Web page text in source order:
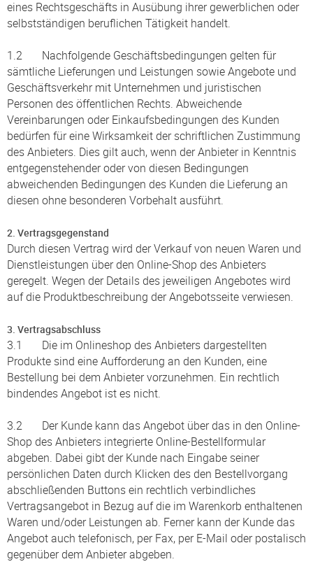
eines Rechtsgeschäfts in Ausübung ihrer gewerblichen oder
selbstständigen beruflichen Tätigkeit handelt.
1.2 Nachfolgende Geschäftsbedingungen gelten für
sämtliche Lieferungen und Leistungen sowie Angebote und
Geschäftsverkehr mit Unternehmen und juristischen
Personen des öffentlichen Rechts. Abweichende
Vereinbarungen oder Einkaufsbedingungen des Kunden
bedürfen für eine Wirksamkeit der schriftlichen Zustimmung
des Anbieters. Dies gilt auch, wenn der Anbieter in Kenntnis
entgegenstehender oder von diesen Bedingungen
abweichenden Bedingungen des Kunden die Lieferung an
diesen ohne besonderen Vorbehalt ausführt.
2. Vertragsgegenstand
Durch diesen Vertrag wird der Verkauf von neuen Waren und
Dienstleistungen über den Online-Shop des Anbieters
geregelt. Wegen der Details des jeweiligen Angebotes wird
auf die Produktbeschreibung der Angebotsseite verwiesen.
3. Vertragsabschluss
3.1 Die im Onlineshop des Anbieters dargestellten
Produkte sind eine Aufforderung an den Kunden, eine
Bestellung bei dem Anbieter vorzunehmen. Ein rechtlich
bindendes Angebot ist es nicht.
3.2 Der Kunde kann das Angebot über das in den Online-
Shop des Anbieters integrierte Online-Bestellformular
abgeben. Dabei gibt der Kunde nach Eingabe seiner
persönlichen Daten durch Klicken des den Bestellvorgang
abschließenden Buttons ein rechtlich verbindliches
Vertragsangebot in Bezug auf die im Warenkorb enthaltenen
Waren und/oder Leistungen ab. Ferner kann der Kunde das
Angebot auch telefonisch, per Fax, per E-Mail oder postalisch
gegenüber dem Anbieter abgeben.